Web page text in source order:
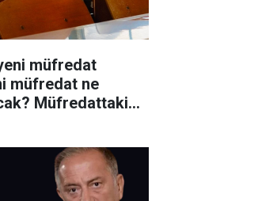
müfredat
müfredat ne
Müfredattaki